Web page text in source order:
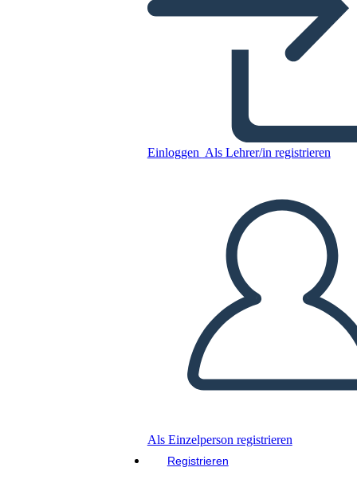
Einloggen Als Lehrer/in registrieren
Als Einzelperson registrieren
Registrieren
DIASHOW ABSPIELEN
LIES MIR VOR